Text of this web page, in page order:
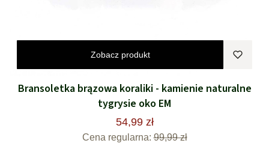
Zobacz produkt
Bransoletka brązowa koraliki - kamienie naturalne
tygrysie oko EM
54,99 zł
Cena regularna: 99,99 zł